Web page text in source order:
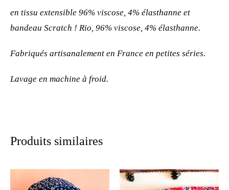
en tissu extensible 96% viscose, 4% élasthanne et
bandeau Scratch ! Rio, 96% viscose, 4% élasthanne.
Fabriqués artisanalement en France en petites séries.
Lavage en machine à froid.
Produits similaires